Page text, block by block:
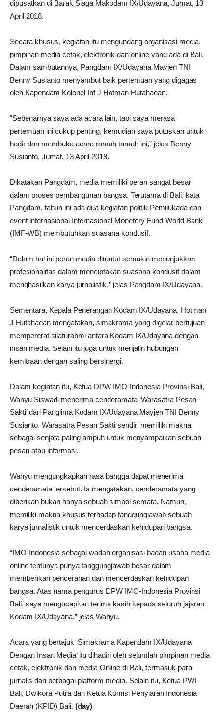
dipusatkan di Barak Siaga Makodam IX/Udayana, Jumat, 13
April 2018.
Secara khusus, kegiatan itu mengundang organisasi media,
pimpinan media cetak, elektronik dan online yang ada di Bali.
Dalam sambutannya, Pangdam IX/Udayana Mayjen TNI
Benny Susianto menyambut baik pertemuan yang digagas
oleh Kapendam Kolonel Inf J Hotman Hutahaean.
“Sebenarnya saya ada acara lain, tapi saya merasa
pertemuan ini cukup penting, kemudian saya putuskan untuk
hadir dan membuka acara ramah tamah ini,” jelas Benny
Susianto, Jumat, 13 April 2018.
Dikatakan Pangdam, media memiliki peran sangat besar
dalam proses pembangunan bangsa. Terutama di Bali, kata
Pangdam, tahun ini ada dua kegiatan politik Pemilukada dan
event internasional Internasional Monetery Fund-World Bank
(IMF-WB) membutuhkan suasana kondusif.
“Dalam hal ini peran media dituntut semakin menunjukkan
profesionalitas dalam menciptakan suasana kondusif dalam
menghasilkan karya jurnalistik,” jelas Pangdam IX/Udayana.
Sementara, Kepala Penerangan Kodam IX/Udayana, Hotman
J Hutahaean mengatakan, simakrama yang digelar bertujuan
mempererat silaturahmi antara Kodam IX/Udayana dengan
insan media. Selain itu juga untuk menjalin hubungan
kemitraan dengan saling bersinergi.
Dalam kegiatan itu, Ketua DPW IMO-Indonesia Provinsi Bali,
Wahyu Siswadi menerima cenderamata ‘Warasatra Pesan
Sakti’ dari Panglima Kodam IX/Udayana Mayjen TNI Benny
Susianto. Warasatra Pesan Sakti sendiri memiliki makna
sebagai senjata paling ampuh untuk menyampaikan sebuah
pesan atau informasi.
Wahyu mengungkapkan rasa bangga dapat menerima
cenderamata tersebut. Ia mengatakan, cenderamata yang
diberikan bukan hanya sebuah simbol semata. Namun,
memiliki makna khusus terhadap tanggungjawab sebuah
karya jurnalistik untuk mencerdaskan kehidupan bangsa.
“IMO-Indonesia sebagai wadah organisasi badan usaha media
online tentunya punya tanggungjawab besar dalam
memberikan pencerahan dan mencerdaskan kehidupan
bangsa. Atas nama pengurus DPW IMO-Indonesia Provinsi
Bali, saya mengucapkan terima kasih kepada seluruh jajaran
Kodam IX/Udayana,” jelas Wahyu.
Acara yang bertajuk ‘Simakrama Kapendam IX/Udayana
Dengan Insan Media’ itu dihadiri oleh sejumlah pimpinan media
cetak, elektronik dan media Online di Bali, termasuk para
jurnalis dari berbagai platform media. Selain itu, Ketua PWI
Bali, Dwikora Putra dan Ketua Komisi Penyiaran Indonesia
Daerah (KPID) Bali. (day)